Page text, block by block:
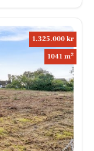
1.325.000 kr
1041 m2